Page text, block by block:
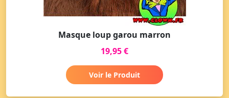
Masque loup garou marron
19,95 €
Voir le Produit